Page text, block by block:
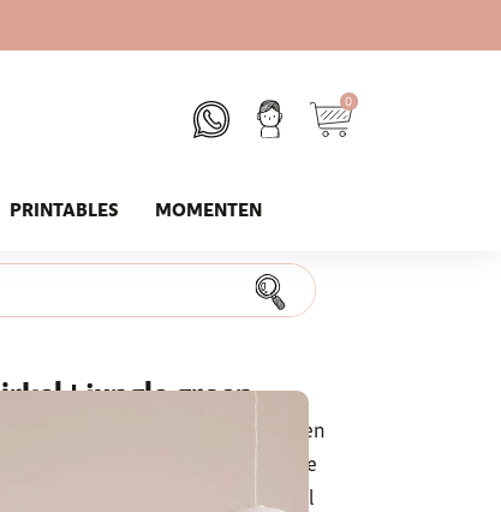
0
PRINTABLES MOMENTEN
| jungle groen
of kinderkamer gelijk extra kleur en
kraamcadeau! Je kunt naast de
en tijd op de geboortecirkel